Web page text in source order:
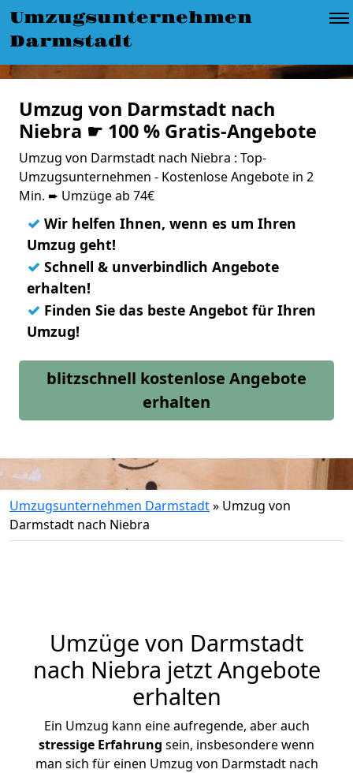
Umzugsunternehmen
Darmstadt
Umzug von Darmstadt nach
Niebra ☛ 100 % Gratis-Angebote
Umzug von Darmstadt nach Niebra : Top-
Umzugsunternehmen - Kostenlose Angebote in 2
Min. ➨ Umzüge ab 74€
✓ Wir helfen Ihnen, wenn es um Ihren
Umzug geht!
✓ Schnell & unverbindlich Angebote
erhalten!
✓ Finden Sie das beste Angebot für Ihren
Umzug!
blitzschnell kostenlose Angebote
erhalten
Umzugsunternehmen Darmstadt» Umzug von
Darmstadt nach Niebra
Umzüge von Darmstadt
nach Niebra jetzt Angebote
erhalten
Ein Umzug kann eine aufregende, aber auch
stressige Erfahrung sein, insbesondere wenn
man sich für einen Umzug von Darmstadt nach